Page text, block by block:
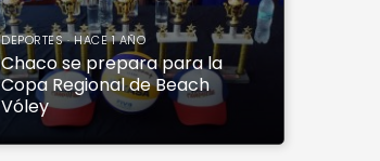
DEPORTES · HACE 1 AÑO
Chaco se prepara para la
Copa Regional de Beach
Vóley